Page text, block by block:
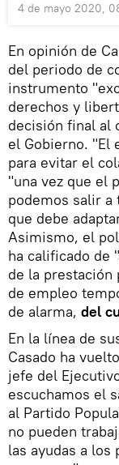
4 de mayo 2020,
En opinión de
del periodo de
instrumento
derechos y
decisión final al
el Gobierno. "El
para evitar el
"una vez que el
podemos salir
que debe
Asimismo, el
ha calificado de
de la prestación
de empleo
de alarma, del
En la línea de
Casado ha
jefe del
escuchamos el
al Partido
no pueden
las ayudas a los